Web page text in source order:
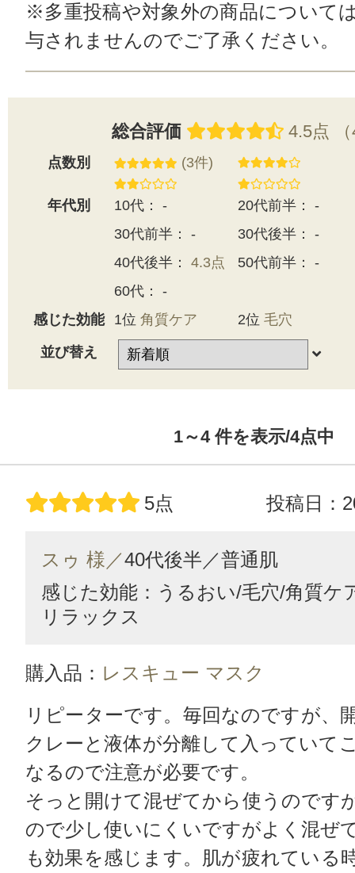
※多重投稿や対象外の商品について
与されませんのでご了承ください。
総合評価 4.5点
点数別 (3件)
年代別 10代： -
20代前半： -
30代前半： -
30代後半： -
40代後半： 4.3点
50代前半： -
60代： -
感じた効能
1位 角質ケア 2位 毛穴
並び替え
1～4件を表示/4点中
5点 投稿日：
スゥ 様／40代後半／普通肌
感じた効能：うるおい/毛穴/角質ケ
リラックス
購入品： レスキュー マスク
リピーターです。毎回なのですが、
クレーと液体が分離して入っていて
なるので注意が必要です。
そっと開けて混ぜてから使うのです
ので少し使いにくいですがよく混ぜ
も効果を感じます。肌が疲れている